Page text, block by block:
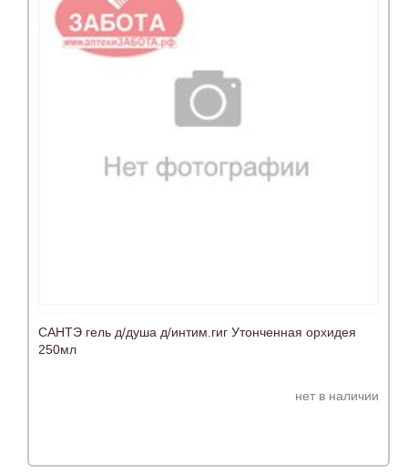
САНТЭ гель д/душа д/интим.гиг Утонченная орхидея
250мл
нет в наличии